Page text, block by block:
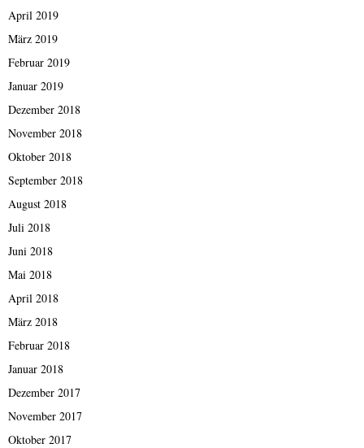
April 2019
März 2019
Februar 2019
Januar 2019
Dezember 2018
November 2018
Oktober 2018
September 2018
August 2018
Juli 2018
Juni 2018
Mai 2018
April 2018
März 2018
Februar 2018
Januar 2018
Dezember 2017
November 2017
Oktober 2017